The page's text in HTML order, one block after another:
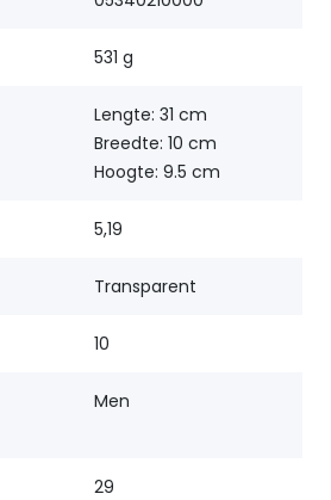
531 g
Lengte: 31 cm
Breedte: 10 cm
Hoogte: 9.5 cm
5,19
Transparent
10
Men
29